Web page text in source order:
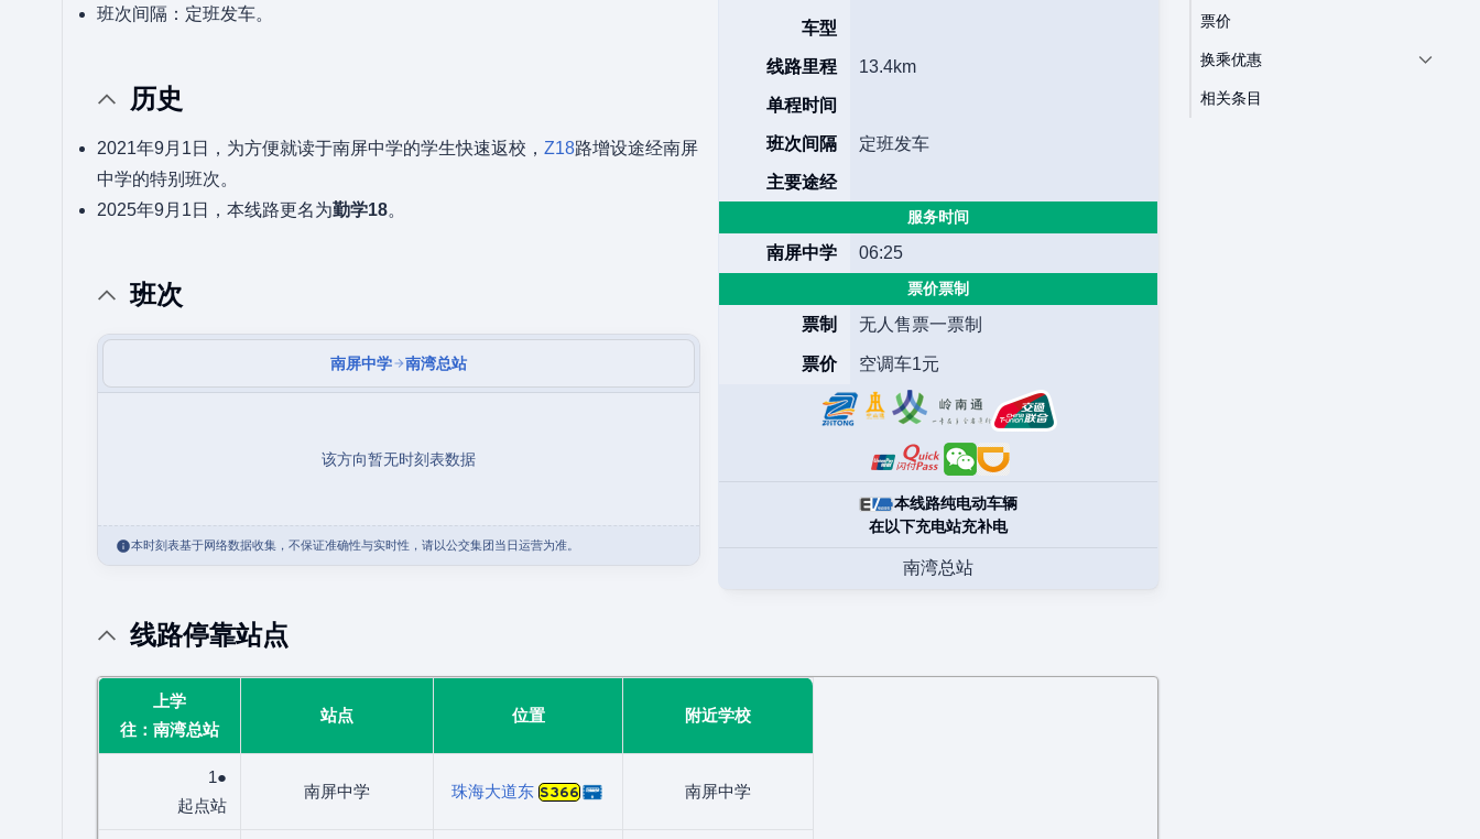
车型
线路里程 13.4km
单程时间
班次间隔 定班发车
主要途经
服务时间
南屏中学 06:25
票价票制
票制 无人售票一票制
票价 空调车1元
本线路纯电动车辆
在以下充电站充补电
南湾总站
班次间隔：定班发车。
历史
2021年9月1日，为方便就读于南屏中学的学生快速返校， Z18路增设途经南屏
中学的特别班次。
2025年9月1日，本线路更名为勤学18。
班次
南屏中学 南湾总站
该方向暂无时刻表数据
本时刻表基于网络数据收集，不保证准确性与实时性，请以公交集团当日运营为准。
线路停靠站点
上学
往：南湾总站
站点 位置 附近学校
1●
起点站
南屏中学 珠海大道东 S366 南屏中学
票价
换乘优惠
相关条目